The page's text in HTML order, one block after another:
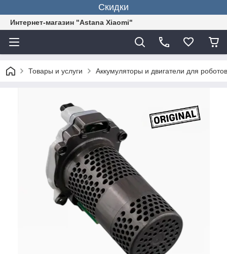
Скидки
Интернет-магазин "Astana Xiaomi"
Товары и услуги Аккумуляторы и двигатели для